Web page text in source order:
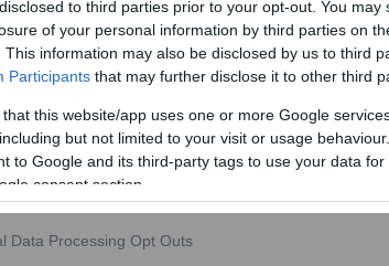
to third parties prior to your opt-out. You
of your personal information by third parties on
This information may also be disclosed by us to third
Participants that may further disclose it to other third
that this website/app uses one or more Google
but not limited to your visit or usage
to Google and its third-party tags to use your data
consent section.
Data Processing Opt Outs
τα ανασφάλιστα και χωρίς